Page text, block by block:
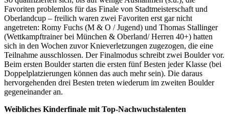
Favoriten problemlos für das Finale von Stadtmeisterschaft und
Oberlandcup – freilich waren zwei Favoriten erst gar nicht
angetreten: Romy Fuchs (M & O / Jugend) und Thomas Stallinger
(Wettkampftrainer bei München & Oberland/ Herren 40+) hatten
sich in den Wochen zuvor Knieverletzungen zugezogen, die eine
Teilnahme ausschlossen. Der Finalmodus schreibt zwei Boulder vor.
Beim ersten Boulder starten die ersten fünf Besten jeder Klasse (bei
Doppelplatzierungen können das auch mehr sein). Die daraus
hervorgehenden drei Besten treten wiederum im zweiten Boulder
gegeneinander an.
Weibliches Kinderfinale mit Top-Nachwuchstalenten